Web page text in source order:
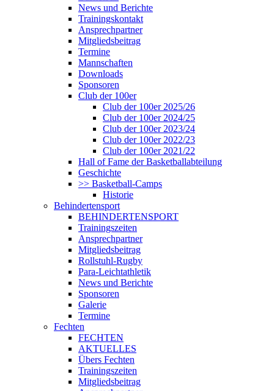
News und Berichte
Trainingskontakt
Ansprechpartner
Mitgliedsbeitrag
Termine
Mannschaften
Downloads
Sponsoren
Club der 100er
Club der 100er 2025/26
Club der 100er 2024/25
Club der 100er 2023/24
Club der 100er 2022/23
Club der 100er 2021/22
Hall of Fame der Basketballabteilung
Geschichte
>> Basketball-Camps
Historie
Behindertensport
BEHINDERTENSPORT
Trainingszeiten
Ansprechpartner
Mitgliedsbeitrag
Rollstuhl-Rugby
Para-Leichtathletik
News und Berichte
Sponsoren
Galerie
Termine
Fechten
FECHTEN
AKTUELLES
Übers Fechten
Trainingszeiten
Mitgliedsbeitrag